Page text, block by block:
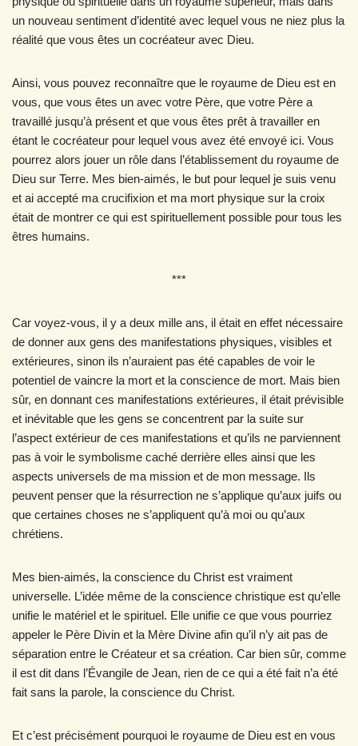
un nouveau sentiment d’identité avec lequel vous ne niez plus la
réalité que vous êtes un cocréateur avec Dieu.
Ainsi, vous pouvez reconnaître que le royaume de Dieu est en
vous, que vous êtes un avec votre Père, que votre Père a
travaillé jusqu’à présent et que vous êtes prêt à travailler en
étant le cocréateur pour lequel vous avez été envoyé ici. Vous
pourrez alors jouer un rôle dans l’établissement du royaume de
Dieu sur Terre. Mes bien-aimés, le but pour lequel je suis venu
et ai accepté ma crucifixion et ma mort physique sur la croix
était de montrer ce qui est spirituellement possible pour tous les
êtres humains.
***
Car voyez-vous, il y a deux mille ans, il était en effet nécessaire
de donner aux gens des manifestations physiques, visibles et
extérieures, sinon ils n’auraient pas été capables de voir le
potentiel de vaincre la mort et la conscience de mort. Mais bien
sûr, en donnant ces manifestations extérieures, il était prévisible
et inévitable que les gens se concentrent par la suite sur
l’aspect extérieur de ces manifestations et qu’ils ne parviennent
pas à voir le symbolisme caché derrière elles ainsi que les
aspects universels de ma mission et de mon message. Ils
peuvent penser que la résurrection ne s’applique qu’aux juifs ou
que certaines choses ne s’appliquent qu’à moi ou qu’aux
chrétiens.
Mes bien-aimés, la conscience du Christ est vraiment
universelle. L’idée même de la conscience christique est qu’elle
unifie le matériel et le spirituel. Elle unifie ce que vous pourriez
appeler le Père Divin et la Mère Divine afin qu’il n’y ait pas de
séparation entre le Créateur et sa création. Car bien sûr, comme
il est dit dans l’Évangile de Jean, rien de ce qui a été fait n’a été
fait sans la parole, la conscience du Christ.
Et c’est précisément pourquoi le royaume de Dieu est en vous